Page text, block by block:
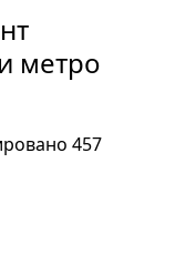
метро
457